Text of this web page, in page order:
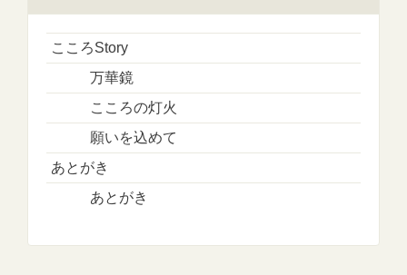
こころStory
万華鏡
こころの灯火
願いを込めて
あとがき
あとがき